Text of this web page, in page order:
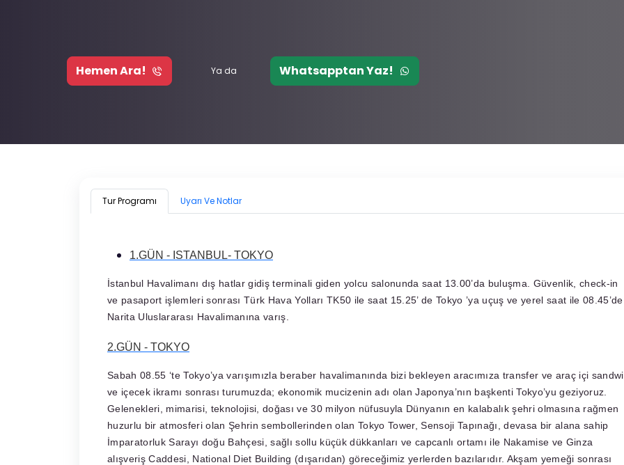
Hemen Ara! Ya da Whatsapptan Yaz!
Tur Programı Uyarı Ve Notlar
1.GÜN - ISTANBUL- TOKYO
İstanbul Havalimanı dış hatlar gidiş terminali giden yolcu salonunda saat 13.00’da buluşma. Güvenlik, check-in
ve pasaport işlemleri sonrası Türk Hava Yolları TK50 ile saat 15.25’ de Tokyo ’ya uçuş ve yerel saat ile 08.45’de
Narita Uluslararası Havalimanına varış.
2.GÜN - TOKYO
Sabah 08.55 ‘te Tokyo’ya varışımızla beraber havalimanında bizi bekleyen aracımıza transfer ve araç içi
ve içecek ikramı sonrası turumuzda; ekonomik mucizenin adı olan Japonya’nın başkenti Tokyo’yu geziyoruz.
Gelenekleri, mimarisi, teknolojisi, doğası ve 30 milyon nüfusuyla Dünyanın en kalabalık şehri olmasına rağmen
huzurlu bir atmosferi olan Şehrin sembollerinden olan Tokyo Tower, Sensoji Tapınağı, devasa bir alana sahip
İmparatorluk Sarayı doğu Bahçesi, sağlı sollu küçük dükkanları ve capcanlı ortamı ile Nakamise ve Ginza
alışveriş Caddesi, National Diet Building (dışarıdan) göreceğimiz yerlerden bazılarıdır. Akşam yemeği sonrası